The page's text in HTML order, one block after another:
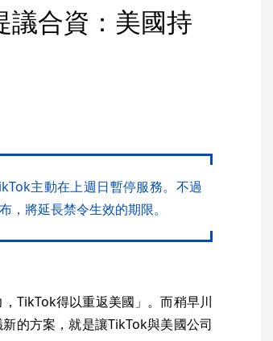
合資：美國持
主動在上週日暫停服務。不過
將延長禁令生效的期限。
TikTok得以重返美國」。而稍早川
的方案，就是讓TikTok與美國公司